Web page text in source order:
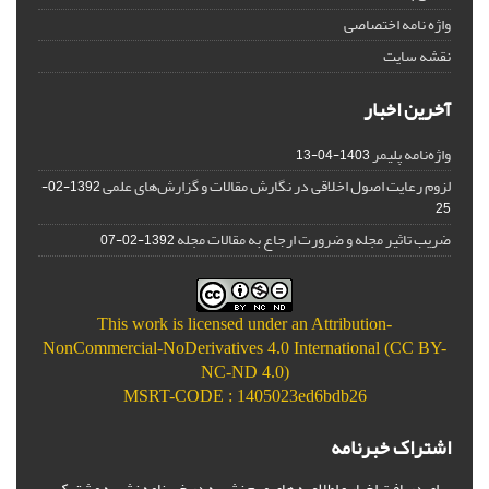
واژه نامه اختصاصی
نقشه سایت
آخرین اخبار
واژه‌نامه پلیمر1403-04-13
لزوم رعایت اصول اخلاقی در نگارش مقالات و گزارش‌‌های علمی
1392-02-
25
ضریب تاثیر مجله و ضرورت ارجاع به مقالات مجله1392-02-07
This work is licensed under an Attribution-
NonCommercial-NoDerivatives 4.0 International (CC BY-
NC-ND 4.0)
MSRT-CODE : 1405023ed6bdb26
اشتراک خبرنامه